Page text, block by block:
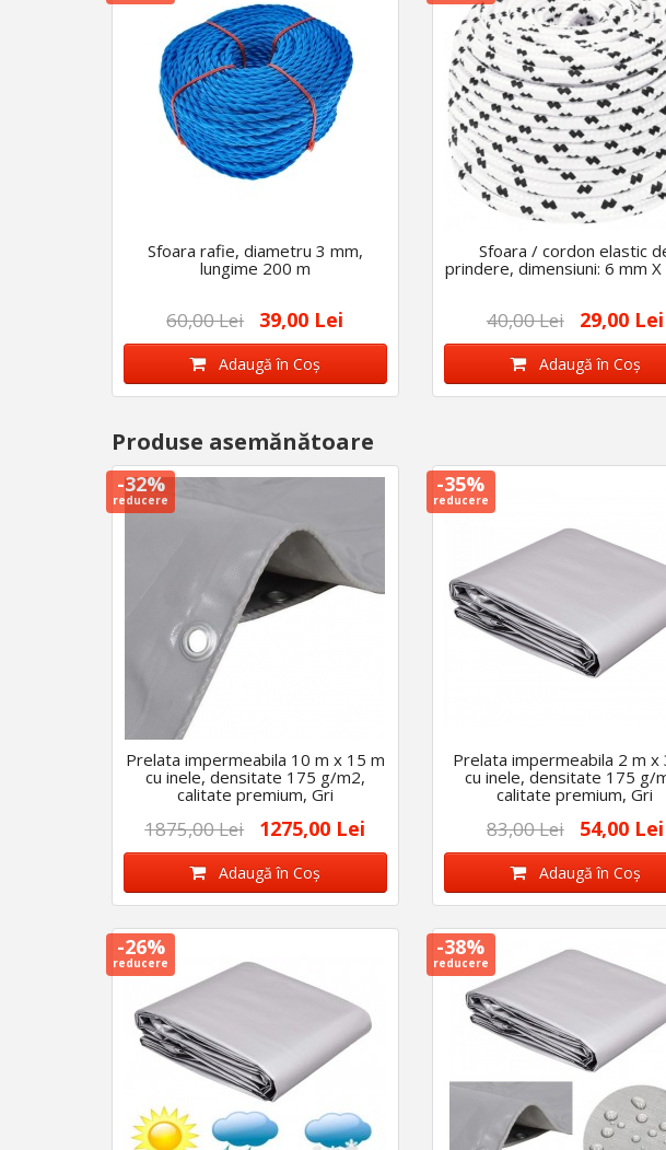
Sfoara rafie, diametru 3 mm,
lungime 200 m
60,00 Lei 39,00 Lei
Adaugă în Coş
Sfoara / cordon elastic
prindere, dimensiuni: 6 mm X
40,00 Lei 29,00 Lei
Adaugă în Coş
Produse asemănătoare
-32%
reducere
Prelata impermeabila 10 m x 15 m
cu inele, densitate 175 g/m2,
calitate premium, Gri
1875,00 Lei 1275,00 Lei
Adaugă în Coş
-35%
reducere
Prelata impermeabila 2 m x
cu inele, densitate 175 g/
calitate premium, Gri
83,00 Lei 54,00 Lei
Adaugă în Coş
-26%
reducere
-38%
reducere